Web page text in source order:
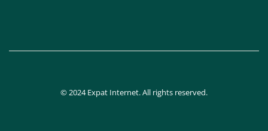
© 2024 Expat Internet. All rights reserved.